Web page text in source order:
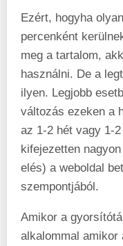
Ezért, hogyha
percenként
meg a tartalom,
használni. De a
ilyen. Legjobb
változás ezeken a
az 1-2 hét vagy 1-
kifejezetten
elés) a weboldal
szempontjából.
Amikor a
alkalommal amikor